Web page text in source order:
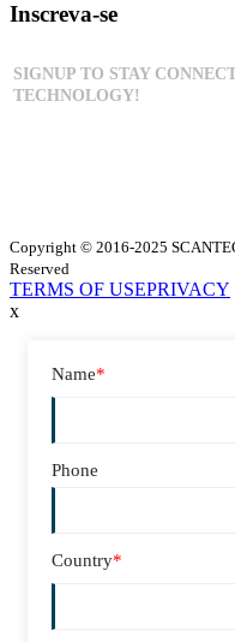
Inscreva-se
Copyright © 2016-2025
Reserved
TERMS OF USEPRIVACY
x
Name*
Phone
Country*